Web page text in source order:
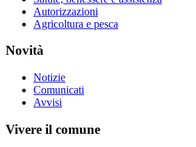
Autorizzazioni
Agricoltura e pesca
Novità
Notizie
Comunicati
Avvisi
Vivere il comune